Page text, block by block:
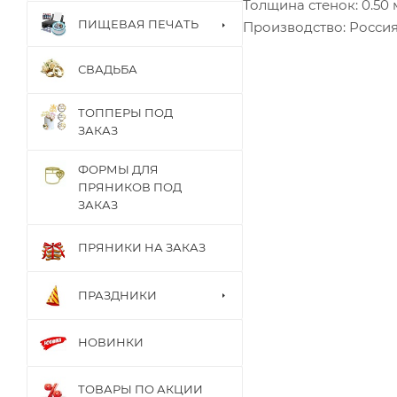
Толщина стенок: 0.50
Производство:
ПИЩЕВАЯ ПЕЧАТЬ
СВАДЬБА
ТОППЕРЫ ПОД
ЗАКАЗ
ФОРМЫ ДЛЯ
ПРЯНИКОВ ПОД
ЗАКАЗ
ПРЯНИКИ НА ЗАКАЗ
ПРАЗДНИКИ
НОВИНКИ
ТОВАРЫ ПО АКЦИИ